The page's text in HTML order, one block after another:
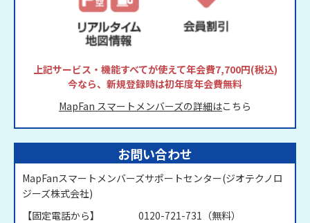
上記サービス・機能すべてが使えて年会費7,700円(税込)
今なら、新規登録時は初年度年会費無料
MapFan スマートメンバーズの詳細はこちら
お問い合わせ
MapFanスマートメンバーズサポートセンター(ジオテクノロ
ジーズ株式会社)
【固定電話から】 0120-721-731（無料）